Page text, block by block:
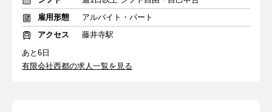
雇用形態
アルバイト・パート
アクセス
藤井寺駅
あと6日
有限会社西都の求人一覧を見る